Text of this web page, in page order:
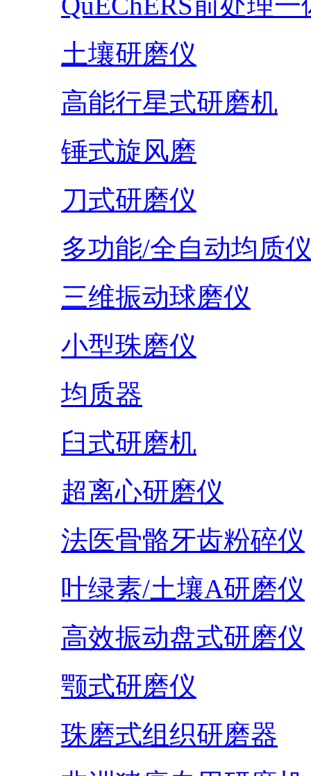
土壤研磨仪
高能行星式研磨机
锤式旋风磨
刀式研磨仪
多功能/全自动均质
三维振动球磨仪
小型珠磨仪
均质器
臼式研磨机
超离心研磨仪
法医骨骼牙齿粉碎仪
叶绿素/土壤A研磨仪
高效振动盘式研磨仪
颚式研磨仪
珠磨式组织研磨器